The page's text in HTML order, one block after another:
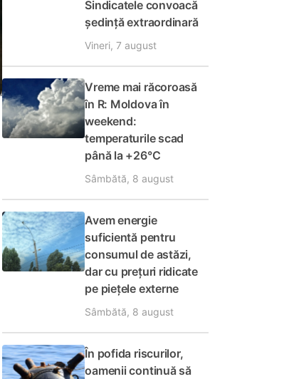
Sindicatele convoacă
ședință extraordinară
Vineri, 7 august
Vreme mai răcoroasă
în R: Moldova în
weekend:
temperaturile scad
până la +26°C
Sâmbătă, 8 august
Avem energie
suficientă pentru
consumul de astăzi,
dar cu prețuri ridicate
pe piețele externe
Sâmbătă, 8 august
În pofida riscurilor,
oamenii continuă să